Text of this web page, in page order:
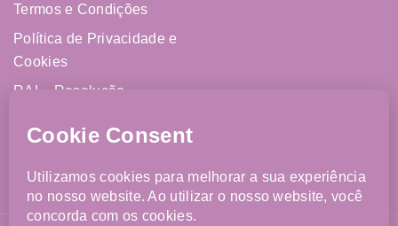
Termos e Condições
Política de Privacidade e
Cookies
RAL - Resolução
Livro de Reclamações